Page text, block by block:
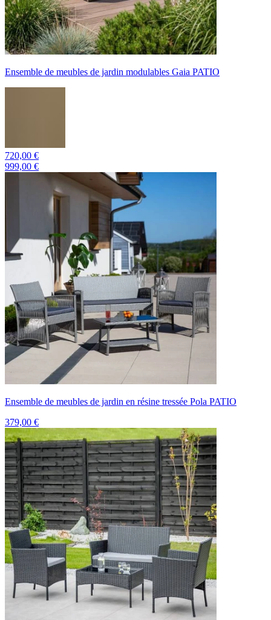
Ensemble de meubles de jardin modulables Gaia PATIO
720,00 €
999,00 €
Ensemble de meubles de jardin en résine tressée Pola PATIO
379,00 €